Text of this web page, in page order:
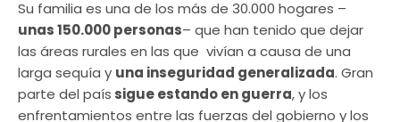
Su familia es una de los más de 30.000 hogares –
unas 150.000 personas– que han tenido que dejar
las áreas rurales en las que vivían a causa de una
larga sequía y una inseguridad generalizada. Gran
parte del país sigue estando en guerra, y los
enfrentamientos entre las fuerzas del gobierno y los